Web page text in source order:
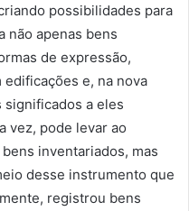
possibilidades para
não apenas bens
de expressão,
edificações e, na nova
significados a eles
vez, pode levar ao
inventariados, mas
desse instrumento que
registrou bens